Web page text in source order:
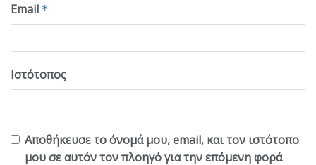
Email *
Ιστότοπος
Αποθήκευσε το όνομά μου, email, και τον ιστότοπο
μου σε αυτόν τον πλοηγό για την επόμενη φορά